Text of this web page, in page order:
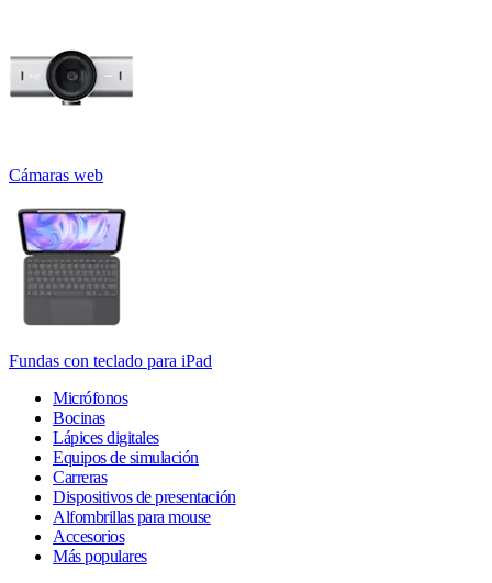
Cámaras web
Fundas con teclado para iPad
Micrófonos
Bocinas
Lápices digitales
Equipos de simulación
Carreras
Dispositivos de presentación
Alfombrillas para mouse
Accesorios
Más populares